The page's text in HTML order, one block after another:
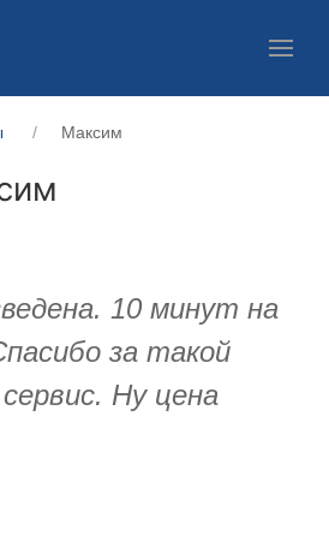
Максим
10 минут на
за такой
Ну цена